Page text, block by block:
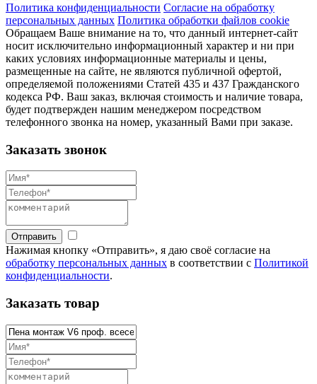
Политика конфиденциальности Согласие на обработку
персональных данных Политика обработки файлов cookie
Обращаем Ваше внимание на то, что данный интернет-сайт
носит исключительно информационный характер и ни при
каких условиях информационные материалы и цены,
размещенные на сайте, не являются публичной офертой,
определяемой положениями Статей 435 и 437 Гражданского
кодекса РФ. Ваш заказ, включая стоимость и наличие товара,
будет подтвержден нашим менеджером посредством
телефонного звонка на номер, указанный Вами при заказе.
Заказать звонок
Отправить
Нажимая кнопку «Отправить», я даю своё согласие на
обработку персональных данных в соответствии с Политикой
конфиденциальности.
Заказать товар